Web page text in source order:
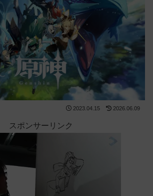
2023.04.15 2026.06.09
スポンサーリンク